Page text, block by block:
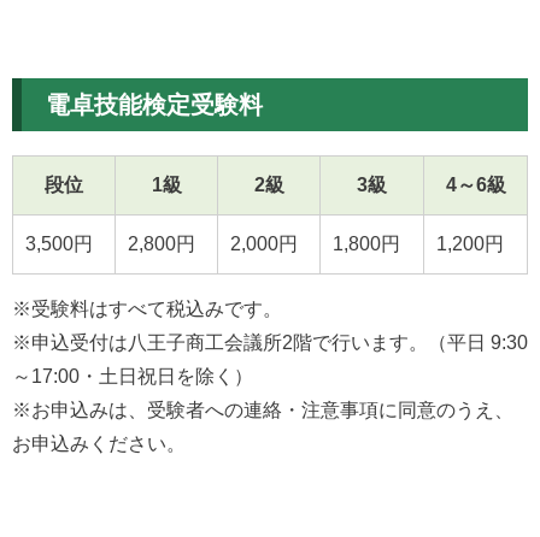
電卓技能検定受験料
段位 1級 2級 3級 4～6級
3,500円 2,800円 2,000円 1,800円 1,200円
※受験料はすべて税込みです。
※申込受付は八王子商工会議所2階で行います。（平日 9:30
～17:00・土日祝日を除く）
※お申込みは、受験者への連絡・注意事項に同意のうえ、
お申込みください。